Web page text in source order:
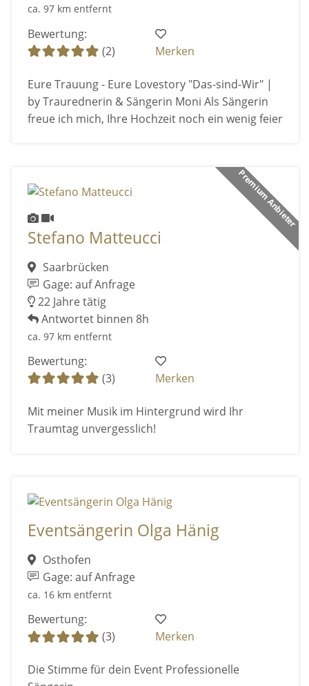
ca. 97 km entfernt
Bewertung:
(2)
Merken
Eure Trauung - Eure Lovestory "Das-sind-Wir" |
by Traurednerin & Sängerin Moni Als Sängerin
freue ich mich, Ihre Hochzeit noch ein wenig feier
Premium Anbieter
Stefano Matteucci
Saarbrücken
Gage: auf Anfrage
22 Jahre tätig
Antwortet binnen 8h
ca. 97 km entfernt
Bewertung:
(3)
Merken
Mit meiner Musik im Hintergrund wird Ihr
Traumtag unvergesslich!
Eventsängerin Olga Hänig
Osthofen
Gage: auf Anfrage
ca. 16 km entfernt
Bewertung:
(3)
Merken
Die Stimme für dein Event Professionelle